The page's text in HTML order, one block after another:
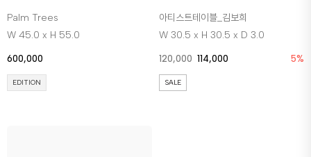
Palm Trees
W 45.0 x H 55.0
600,000
EDITION
아티스트테이블_김보희
W 30.5 x H 30.5 x D 3.0
120,000 114,000 5%
SALE